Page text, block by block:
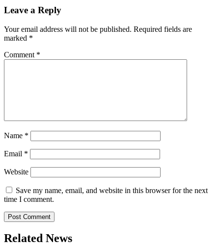
Leave a Reply
Your email address will not be published. Required fields are
marked *
Comment *
Name *
Email *
Website
Save my name, email, and website in this browser for the next
time I comment.
Related News